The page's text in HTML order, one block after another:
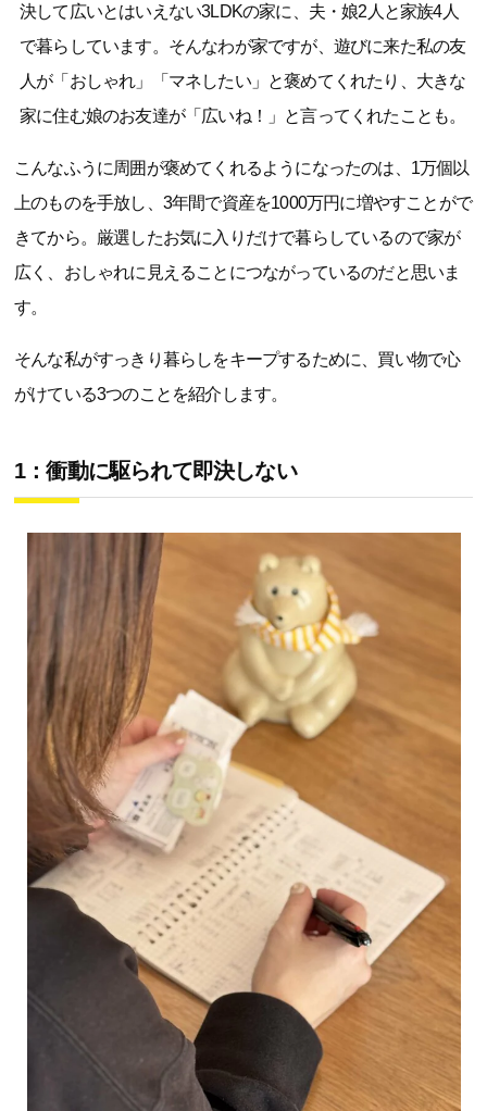
決して広いとはいえない3LDKの家に、夫・娘2人と家族4人
で暮らしています。そんなわが家ですが、遊びに来た私の友
人が「おしゃれ」「マネしたい」と褒めてくれたり、大きな
家に住む娘のお友達が「広いね！」と言ってくれたことも。
こんなふうに周囲が褒めてくれるようになったのは、1万個以
上のものを手放し、3年間で資産を1000万円に増やすことがで
きてから。厳選したお気に入りだけで暮らしているので家が
広く、おしゃれに見えることにつながっているのだと思いま
す。
そんな私がすっきり暮らしをキープするために、買い物で心
がけている3つのことを紹介します。
1：衝動に駆られて即決しない